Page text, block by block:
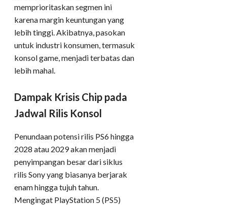
memprioritaskan segmen ini
karena margin keuntungan yang
lebih tinggi. Akibatnya, pasokan
untuk industri konsumen, termasuk
konsol game, menjadi terbatas dan
lebih mahal.
Dampak Krisis Chip pada
Jadwal Rilis Konsol
Penundaan potensi rilis PS6 hingga
2028 atau 2029 akan menjadi
penyimpangan besar dari siklus
rilis Sony yang biasanya berjarak
enam hingga tujuh tahun.
Mengingat PlayStation 5 (PS5)